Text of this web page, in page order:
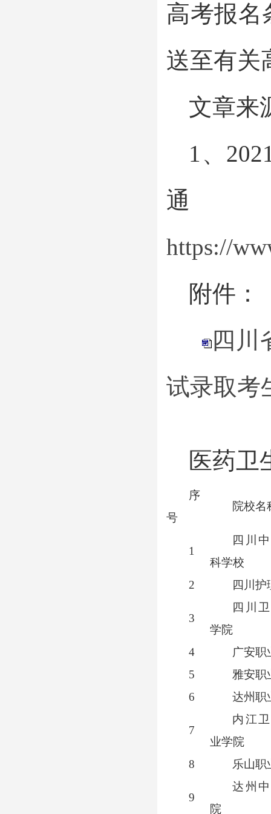
高考报名
送至有关
文章来
1、
https://
附件：
四川
试录取考
医药卫
序
号
院校名
1
四川
科学校
2
四川护
3
四川
学院
4
广安职
5
雅安职
6
达州职
7
内江
业学院
8
乐山职
9
达州
院